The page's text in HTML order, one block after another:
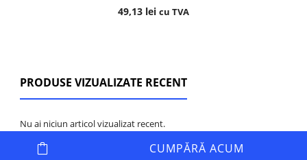
CUMPĂRĂ ACUM
49,13 lei cu TVA
PRODUSE VIZUALIZATE RECENT
Nu ai niciun articol vizualizat recent.